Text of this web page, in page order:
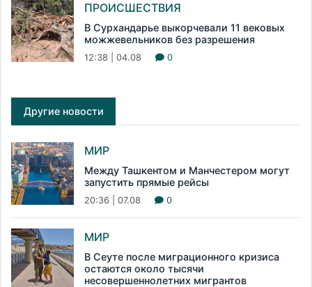
ПРОИСШЕСТВИЯ
В Сурхандарье выкорчевали 11 вековых
можжевельников без разрешения
12:38 | 04.08 0
Другие новости
МИР
Между Ташкентом и Манчестером могут
запустить прямые рейсы
20:36 | 07.08 0
МИР
В Сеуте после миграционного кризиса
остаются около тысячи
несовершеннолетних мигрантов